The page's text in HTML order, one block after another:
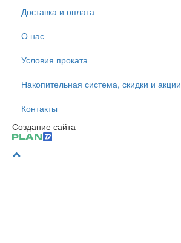
Доставка и оплата
О нас
Условия проката
Накопительная система, скидки и акции
Контакты
Создание сайта -